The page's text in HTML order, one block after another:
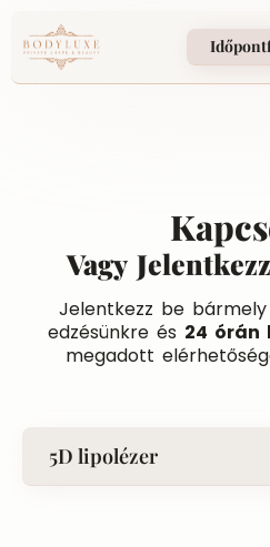
Vagy
Jelentkezz be
edzésünkre és 24 órán
megadott
5D lipolézer